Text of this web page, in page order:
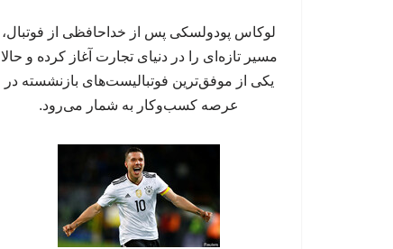
لوکاس پودولسکی پس از خداحافظی از فوتبال،
مسیر تازه‌ای را در دنیای تجارت آغاز کرده و حالا
یکی از موفق‌ترین فوتبالیست‌های بازنشسته در
عرصه کسب‌وکار به شمار می‌رود.